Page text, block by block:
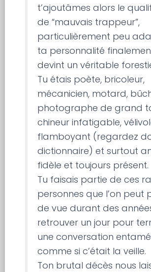
t’ajoutâmes alors le
de “mauvais trappeur”,
particulièrement peu
ta personnalité
devint un véritable
Tu étais poète, bricoleur,
mécanicien, motard,
photographe de grand
chineur infatigable,
flamboyant (regardez
dictionnaire) et surtout
fidèle et toujours présent.
Tu faisais partie de ces
personnes que l’on peut
de vue durant des
retrouver un jour pour
une conversation
comme si c’était la veille.
Ton brutal décès nous